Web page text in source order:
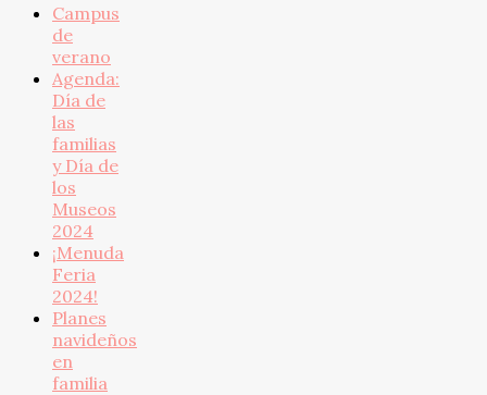
Campus
de
verano
Agenda:
Día de
las
familias
y Día de
los
Museos
2024
¡Menuda
Feria
2024!
Planes
navideños
en
familia